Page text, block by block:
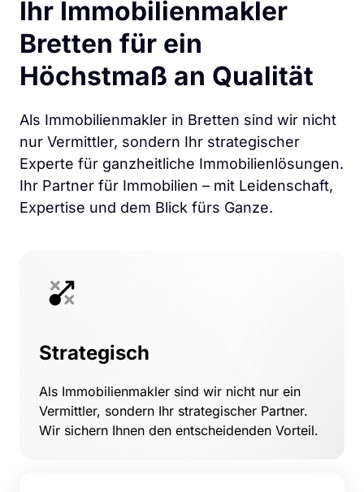
Ihr Immobilienmakler
Bretten für ein
Höchstmaß an Qualität
Als Immobilienmakler in Bretten sind wir nicht
nur Vermittler, sondern Ihr strategischer
Experte für ganzheitliche Immobilienlösungen.
Ihr Partner für Immobilien – mit Leidenschaft,
Expertise und dem Blick fürs Ganze.
Strategisch
Als Immobilienmakler sind wir nicht nur ein
Vermittler, sondern Ihr strategischer Partner.
Wir sichern Ihnen den entscheidenden Vorteil.